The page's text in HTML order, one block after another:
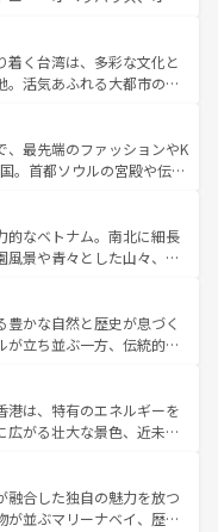
メリカ
てほしい。
を迎えてくれるハワイの
やハワイアンミュージッ
すべてがハワイの魅力を彩
報
しい。
るウルル（エアーズロッ
林やケアンズの熱帯雨林な
、カフェやワイン、オージ
おり、サーフィンやダイ
トドア好きにはたまらな
力を存分に味わいつくそ
着く台湾は、多彩な文化と
。活気あふれる大都市の台
湾東部など、都市の喧騒
、訪れる人に新しい発見と
、奥深い台湾の食文化も魅
、バラエティ豊かな料理
台湾情報は コンテンツ一覧を参
、最先端のファッションやK
。首都ソウルの宮殿や伝統
の自然美を楽しむことが
、絶品のストリートフード
っている。夜には、韓国な
彩な魅力を心ゆくまで味
なお、新着の韓国情報はコンテンツ一
的なベトナム。南北に細長
風景や青々とした山々、世
ハノイの古い町並みやホ
建物も、独特の雰囲気を
ティの豊かさとおいしさで
ナムコーヒーなどは、ぜ
を訪れてもあたたかい人々
きっと忘れられない旅にな
かな自然と歴史が息づく
が立ち並ぶ一方、伝統的な
チェンマイなどの山岳地
プーケットやクラビの美し
むことができる。タイ料理
の季節にも異なる楽しみ
イの人々、仏教を中心とし
が、訪れる旅人を魅了し続
港は、特有のエネルギーを
広がる壮大な景色、近未来
。観光スポットが密集し
れるのも魅力。息をのむよ
、香港を存分に楽しみ尽く
融合した独自の魅力を放つ
が並ぶマリーナベイ、歴史